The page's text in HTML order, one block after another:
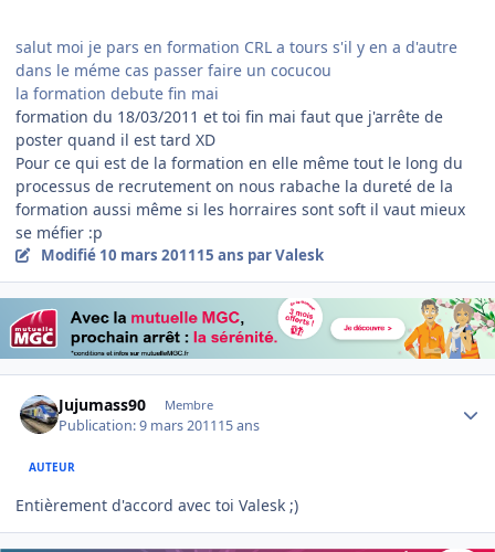
salut moi je pars en formation CRL a tours s'il y en a d'autre
dans le méme cas passer faire un cocucou
la formation debute fin mai
formation du 18/03/2011 et toi fin mai faut que j'arrête de
poster quand il est tard XD
Pour ce qui est de la formation en elle même tout le long du
processus de recrutement on nous rabache la dureté de la
formation aussi même si les horraires sont soft il vaut mieux
se méfier :p
Modifié 10 mars 201115 ans par Valesk
Jujumass90 Membre
Publication:9 mars 201115 ans
AUTEUR
Entièrement d'accord avec toi Valesk ;)